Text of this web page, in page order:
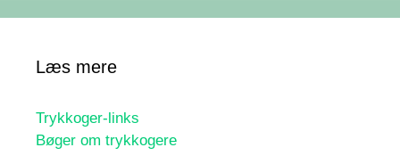
Læs mere
Trykkoger-links
Bøger om trykkogere